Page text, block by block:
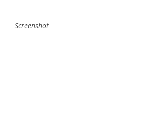
Screenshot